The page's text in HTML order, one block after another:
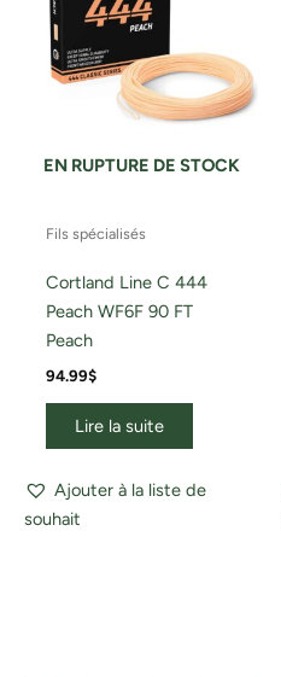
EN RUPTURE DE STOCK
Fils spécialisés
Cortland Line C 444
Peach WF6F 90 FT
Peach
94.99$
Lire la suite
Ajouter à la liste de
souhait